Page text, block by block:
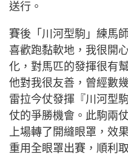
送行。
賽後「川河型駒」練馬
喜歡跑黏軟地，我很開
化，對馬匹的發揮很有
他對我很友善，曾經數
雷拉今仗發揮『川河型
仗的爭勝機會。此駒兩
上場轉了開縫眼罩，效
重用全眼罩出賽，順利取